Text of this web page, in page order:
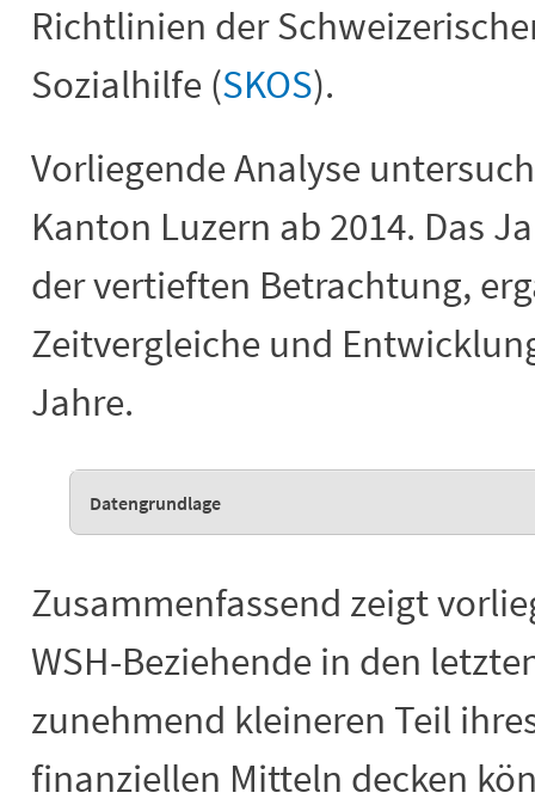
Richtlinien der
Sozialhilfe (SKOS).
Vorliegende Analyse
Kanton Luzern ab 2014. Das
der vertieften Betrachtung,
Zeitvergleiche und
Jahre.
Datengrundlage
Zusammenfassend zeigt
WSH-Beziehende in den
zunehmend kleineren Teil
finanziellen Mitteln decken